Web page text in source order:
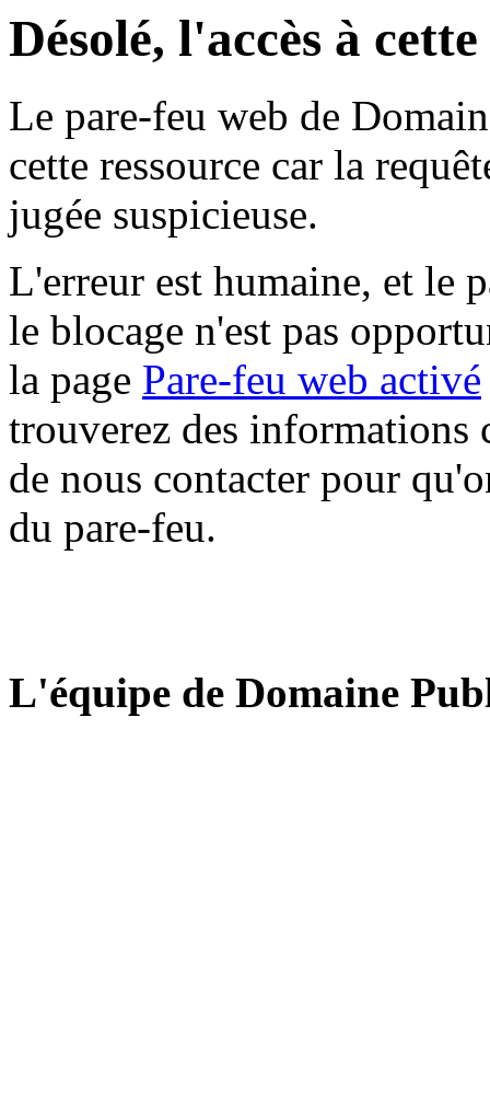
Désolé, l'accès à
Le pare-feu web de
cette ressource car la
jugée suspicieuse.
L'erreur est humaine, et le
le blocage n'est pas
la page Pare-feu web activé
trouverez des informations
de nous contacter pour
du pare-feu.
L'équipe de Domaine